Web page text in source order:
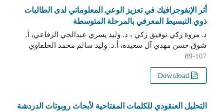
أثر الإنفوجرافيك في تعزيز الوعي المعلوماتي لدى الطالبات
ذوي التبسيط المعرفي بالمرحلة المتوسطة
د. مروة زكي توفيق زكي ، د. وليد يسري عبدالحي الرفاعي، أ.
شوق حسن مهدي آل سعيدة، أ.د. وليد سالم محمد الحلفاوي
89-107
التحليل العنقودي للكلمات المفتاحية لأبحاث روبوتات الدردشة